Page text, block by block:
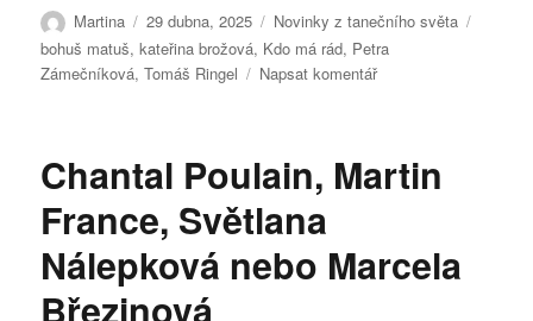
Autor:
Martina Publikováno:
29 dubna, 2025 Rubriky:
Novinky z tanečního světa
bohuš matuš,kateřina brožová, Kdo má rád, Petra
Zámečníková,Tomáš Ringel Napsat komentářpro
Koncert
pro
Chantal Poulain, Martin
France, Světlana
Nálepková nebo Marcela
Březinová